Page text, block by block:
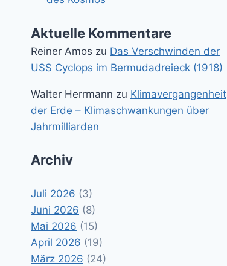
Aktuelle Kommentare
Reiner Amos zu Das Verschwinden der
USS Cyclops im Bermudadreieck (1918)
Walter Herrmann zu Klimavergangenheit
der Erde – Klimaschwankungen über
Jahrmilliarden
Archiv
Juli 2026 (3)
Juni 2026 (8)
Mai 2026 (15)
April 2026 (19)
März 2026 (24)